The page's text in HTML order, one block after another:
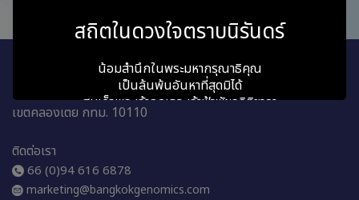
บริษัท แบงคอกจีโนมิกส์อินโนเวชั่น จำกัด (มหาชน)
เลขที่ 3689 ถนนพระราม 4 แขวงพระโขนง
เขตคลองเตย กทม. 10110
ติดต่อเรา
66 (0)94 616 6878
marketing@bangkokgenomics.com
สถิตในดวงใจตราบนิรันดร์
น้อมสำนึกในพระมหากรุณาธิคุณ
เป็นล้นพ้นอันหาที่สุดมิได้
สมเด็จพระเจ้าลูกเธอ เจ้าฟ้าพัชรกิติยาภา
นเรนทิราเทพยวดี